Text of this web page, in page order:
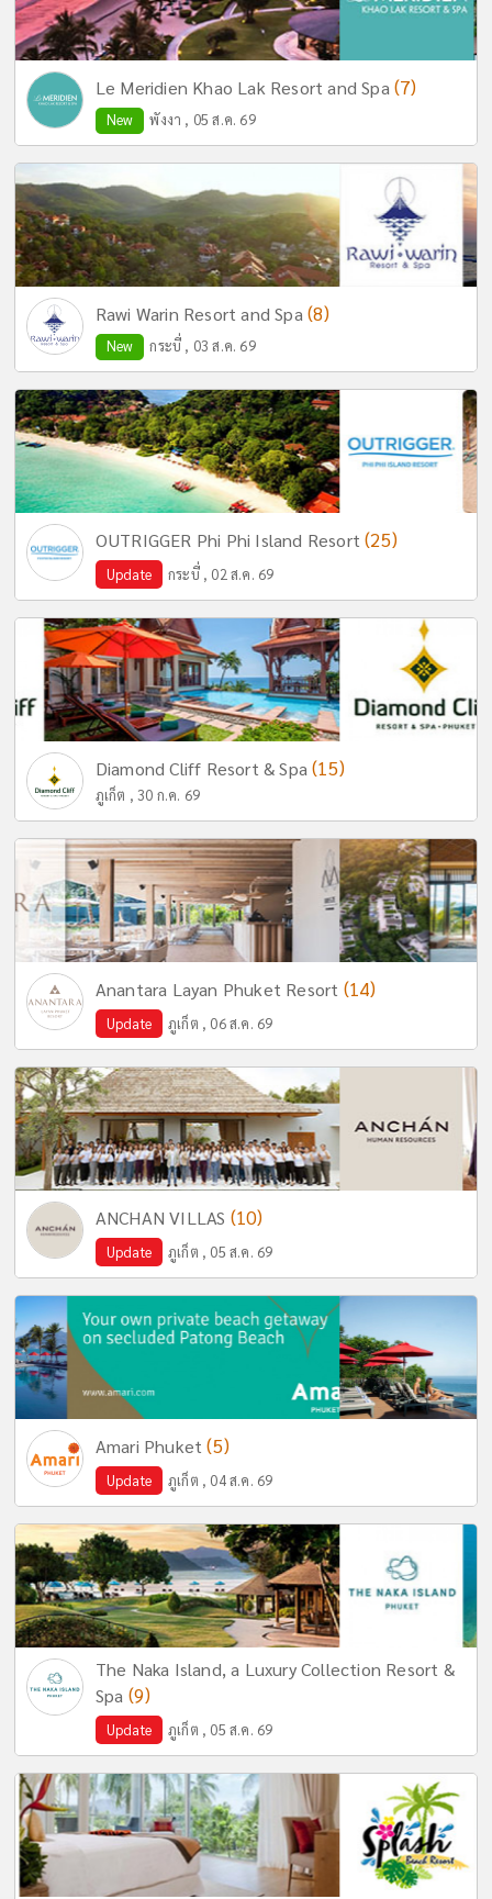
Le Meridien Khao Lak Resort and Spa (7)
New พังงา , 05 ส.ค. 69
Rawi Warin Resort and Spa (8)
New กระบี่ , 03 ส.ค. 69
OUTRIGGER Phi Phi Island Resort(25)
Update กระบี่ , 02 ส.ค. 69
Diamond Cliff Resort & Spa(15)
ภูเก็ต , 30 ก.ค. 69
Anantara Layan Phuket Resort (14)
Update ภูเก็ต , 06 ส.ค. 69
ANCHAN VILLAS (10)
Update ภูเก็ต , 05 ส.ค. 69
Amari Phuket(5)
Update ภูเก็ต , 04 ส.ค. 69
The Naka Island, a Luxury Collection Resort &
Spa (9)
Update ภูเก็ต , 05 ส.ค. 69